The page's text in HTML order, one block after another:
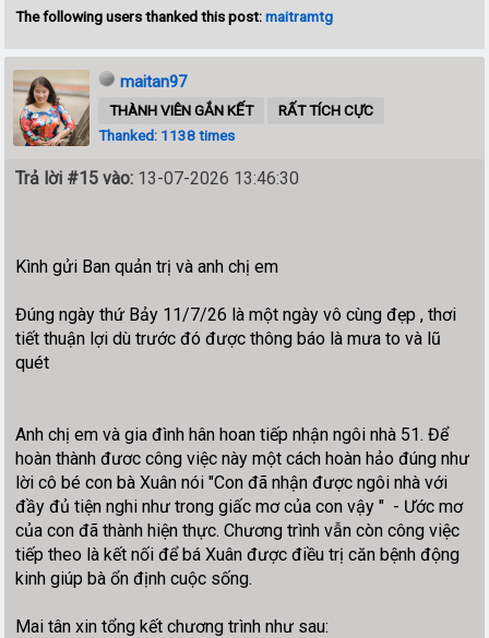
The following users thanked this post:maitramtg
maitan97
THÀNH VIÊN GẮN KẾT
RẤT TÍCH CỰC
Thanked: 1138 times
Trả lời #15 vào: 13-07-2026 13:46:30
Kình gửi Ban quản trị và anh chị em
Đúng ngày thứ Bảy 11/7/26 là một ngày vô cùng đẹp , thơi
tiết thuận lợi dù trước đó được thông báo là mưa to và lũ
quét
Anh chị em và gia đình hân hoan tiếp nhận ngôi nhà 51. Để
hoàn thành đươc công việc này một cách hoàn hảo đúng như
lời cô bé con bà Xuân nói "Con đã nhận được ngôi nhà với
đầy đủ tiện nghi như trong giấc mơ của con vậy " - Ước mơ
của con đã thành hiện thực. Chương trình vẫn còn công việc
tiếp theo là kết nối để bá Xuân được điều trị căn bệnh động
kinh giúp bà ổn định cuộc sống.
Mai tân xin tổng kết chương trình như sau: